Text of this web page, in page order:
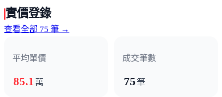
實價登錄
查看全部 75 筆 →
平均單價
85.1 萬
成交筆數
75筆